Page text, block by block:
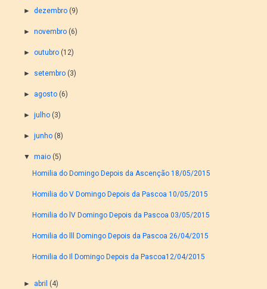
► dezembro (9)
► novembro (6)
► outubro (12)
► setembro (3)
► agosto (6)
► julho (3)
► junho (8)
▼ maio (5)
Homilia do Domingo Depois da Ascenção 18/05/2015
Homilia do V Domingo Depois da Pascoa 10/05/2015
Homilia do lV Domingo Depois da Pascoa 03/05/2015
Homilia do lll Domingo Depois da Pascoa 26/04/2015
Homilia do Il Domingo Depois da Pascoa12/04/2015
► abril (4)